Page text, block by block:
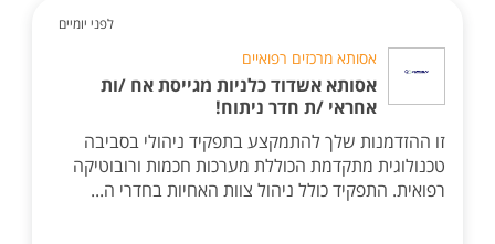
לפני יומיים
אסותא מרכזים רפואיים
אסותא אשדוד כלניות מגייסת אח /ות
אחראי /ת חדר ניתוח!
זו ההזדמנות שלך להתמקצע בתפקיד ניהולי בסביבה
טכנולוגית מתקדמת הכוללת מערכות חכמות ורובוטיקה
רפואית. התפקיד כולל ניהול צוות האחיות בחדרי ה...